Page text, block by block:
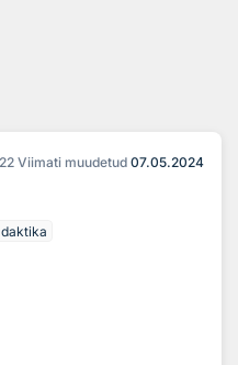
Viimati muudetud 07.05.2024